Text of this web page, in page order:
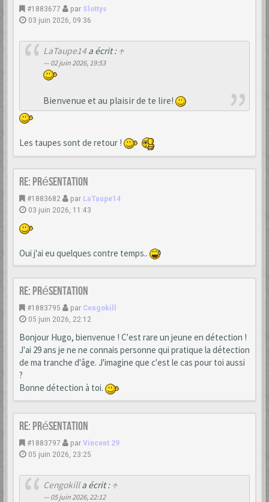
#1883677 par Slottys
03 juin 2026, 09:36
LaTaupe14a écrit : ↑
02 juin 2026, 19:53
Bienvenue et au plaisir de te lire!
Les taupes sont de retour !
Re: Présentation
#1883682 par LaTaupe14
03 juin 2026, 11:43
Oui j'ai eu quelques contre temps..
Re: Présentation
#1883795 par Cengokill
05 juin 2026, 22:12
Bonjour Hugo, bienvenue ! C'est rare un jeune en détection !
J'ai 29 ans je ne ne connais personne qui pratique la détection
de ma tranche d'âge. J'imagine que c'est le cas pour toi aussi
?
Bonne détection à toi.
Re: Présentation
#1883797 parVincent 29
05 juin 2026, 23:25
Cengokilla écrit : ↑
05 juin 2026, 22:12